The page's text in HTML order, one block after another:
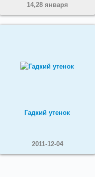
14,28 января
Гадкий утенок
2011-12-04